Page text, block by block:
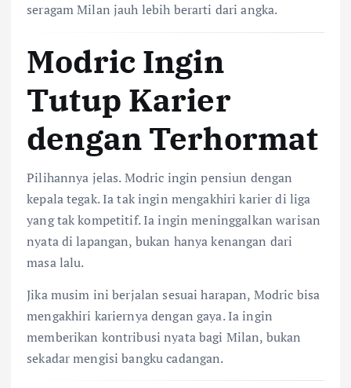
seragam Milan jauh lebih berarti dari angka.
Modric Ingin
Tutup Karier
dengan Terhormat
Pilihannya jelas. Modric ingin pensiun dengan
kepala tegak. Ia tak ingin mengakhiri karier di liga
yang tak kompetitif. Ia ingin meninggalkan warisan
nyata di lapangan, bukan hanya kenangan dari
masa lalu.
Jika musim ini berjalan sesuai harapan, Modric bisa
mengakhiri kariernya dengan gaya. Ia ingin
memberikan kontribusi nyata bagi Milan, bukan
sekadar mengisi bangku cadangan.